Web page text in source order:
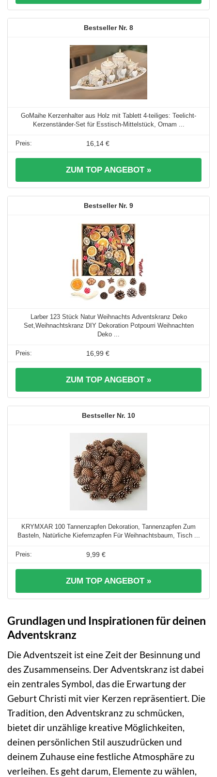
8
GoMaihe Kerzenhalter aus Holz mit Tablett 4-teiliges: Teelicht-
Kerzenständer-Set für Esstisch-Mittelstück, Ornam ...
16,14 €
ZUM TOP ANGEBOT »
9
Larber 123 Stück Natur Weihnachts Adventskranz Deko
Set,Weihnachtskranz DIY Dekoration Potpourri Weihnachten
Deko ...
16,99 €
ZUM TOP ANGEBOT »
10
KRYMXAR 100 Tannenzapfen Dekoration, Tannenzapfen Zum
Basteln, Natürliche Kiefernzapfen Für Weihnachtsbaum, Tisch ...
9,99 €
ZUM TOP ANGEBOT »
Grundlagen und Inspirationen für deinen
Adventskranz
Die Adventszeit ist eine Zeit der Besinnung und
des Zusammenseins. Der Adventskranz ist dabei
ein zentrales Symbol, das die Erwartung der
Geburt Christi mit vier Kerzen repräsentiert. Die
Tradition, den Adventskranz zu schmücken,
bietet dir unzählige kreative Möglichkeiten,
deinen persönlichen Stil auszudrücken und
deinem Zuhause eine festliche Atmosphäre zu
verleihen. Es geht darum, Elemente zu wählen,